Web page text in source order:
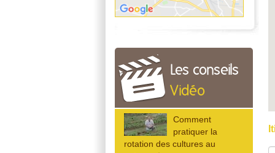
Les conseils
Vidéo
Comment
pratiquer la
rotation des cultures au